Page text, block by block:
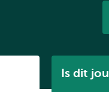
Is dit